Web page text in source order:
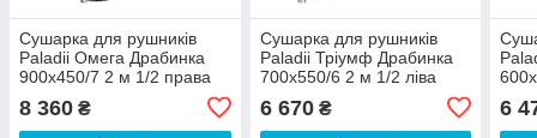
Сушарка для рушників
Paladii Омега Драбинка
900х450/7 2 м 1/2 права
8 360 ₴
Сушарка для рушників
Paladii Тріумф Драбинка
700х550/6 2 м 1/2 ліва
6 670₴ 6